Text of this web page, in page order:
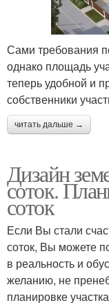
Сами требования
однако площадь
теперь удобной и
собственники
читать дальше →
Дизайн
соток.
соток
Если Вы стали
соток, Вы можете
в реальность и
желанию, не
планировке